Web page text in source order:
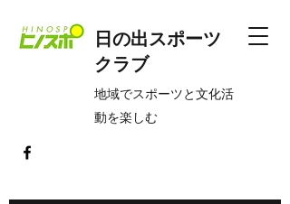
日の出スポーツ
クラブ
​地域でスポーツと文化活
動を楽しむ